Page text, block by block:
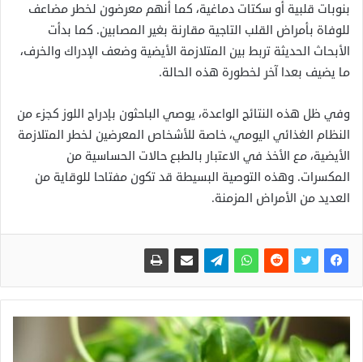
بنوبات قلبية أو سكتات دماغية، كما أنهم معرضون لخطر مضاعف
للوفاة بأمراض القلب التاجية مقارنة بغير المصابين. كما بدأت
الأبحاث الحديثة تربط بين المتلازمة الأيضية وضعف الإدراك والخرف،
ما يضيف بعدا آخر لخطورة هذه الحالة.
وفي ظل هذه النتائج الواعدة، يوصي الباحثون بإدراج اللوز كجزء من
النظام الغذائي اليومي، خاصة للأشخاص المعرضين لخطر المتلازمة
الأيضية، مع الأخذ في الاعتبار بالطبع حالات الحساسية من
المكسرات. وهذه التوصية البسيطة قد تكون مفتاحا للوقاية من
العديد من الأمراض المزمنة.